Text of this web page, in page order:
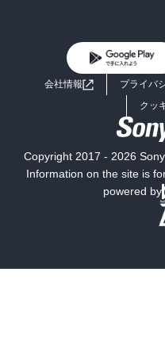
ライトノベル
ミステリー
よくあるご質問
会社情報 プライバ
クッ
Copyright 2017 - 2026
Information on the site is
powered by